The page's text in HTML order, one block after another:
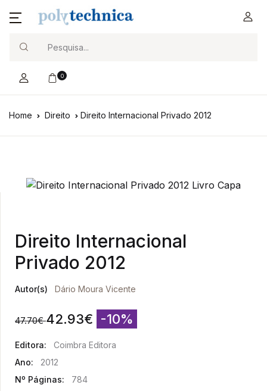
0
Home Direito Direito Internacional Privado 2012
Direito Internacional
Privado 2012
Autor(s) Dário Moura Vicente
47.70€ 42.93€ -10%
Editora:
Coimbra Editora
Ano:
2012
Nº Páginas:
784